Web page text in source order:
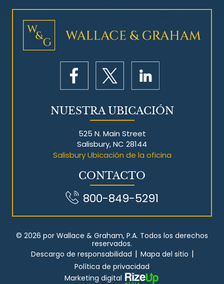
NUESTRA UBICACIÓN
525 N. Main Street
Salisbury, NC 28144
Salisbury Ubicación de la oficina
CONTACTO
800-849-5291
© 2026 por Wallace & Graham, P.A. Todos los derechos
reservados.
Descargo de responsabilidad | Mapa del sitio |
Política de privacidad
Marketing digital